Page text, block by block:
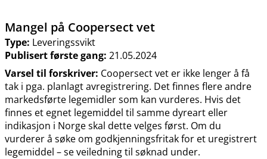
Mangel på Coopersect vet
Type: Leveringssvikt
Publisert første gang: 21.05.2024
Varsel til forskriver: Coopersect vet er ikke lenger å få
tak i pga. planlagt avregistrering. Det finnes flere andre
markedsførte legemidler som kan vurderes. Hvis det
finnes et egnet legemiddel til samme dyreart eller
indikasjon i Norge skal dette velges først. Om du
vurderer å søke om godkjenningsfritak for et uregistrert
legemiddel – se veiledning til søknad under.